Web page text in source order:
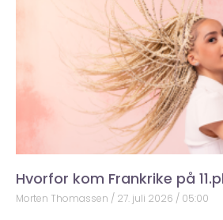
Hvorfor kom Frankrike på
Morten Thomassen 27. juli 2026 05:00